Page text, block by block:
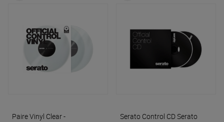
Paire Vinyl Clear -
Serato Control CDSerato